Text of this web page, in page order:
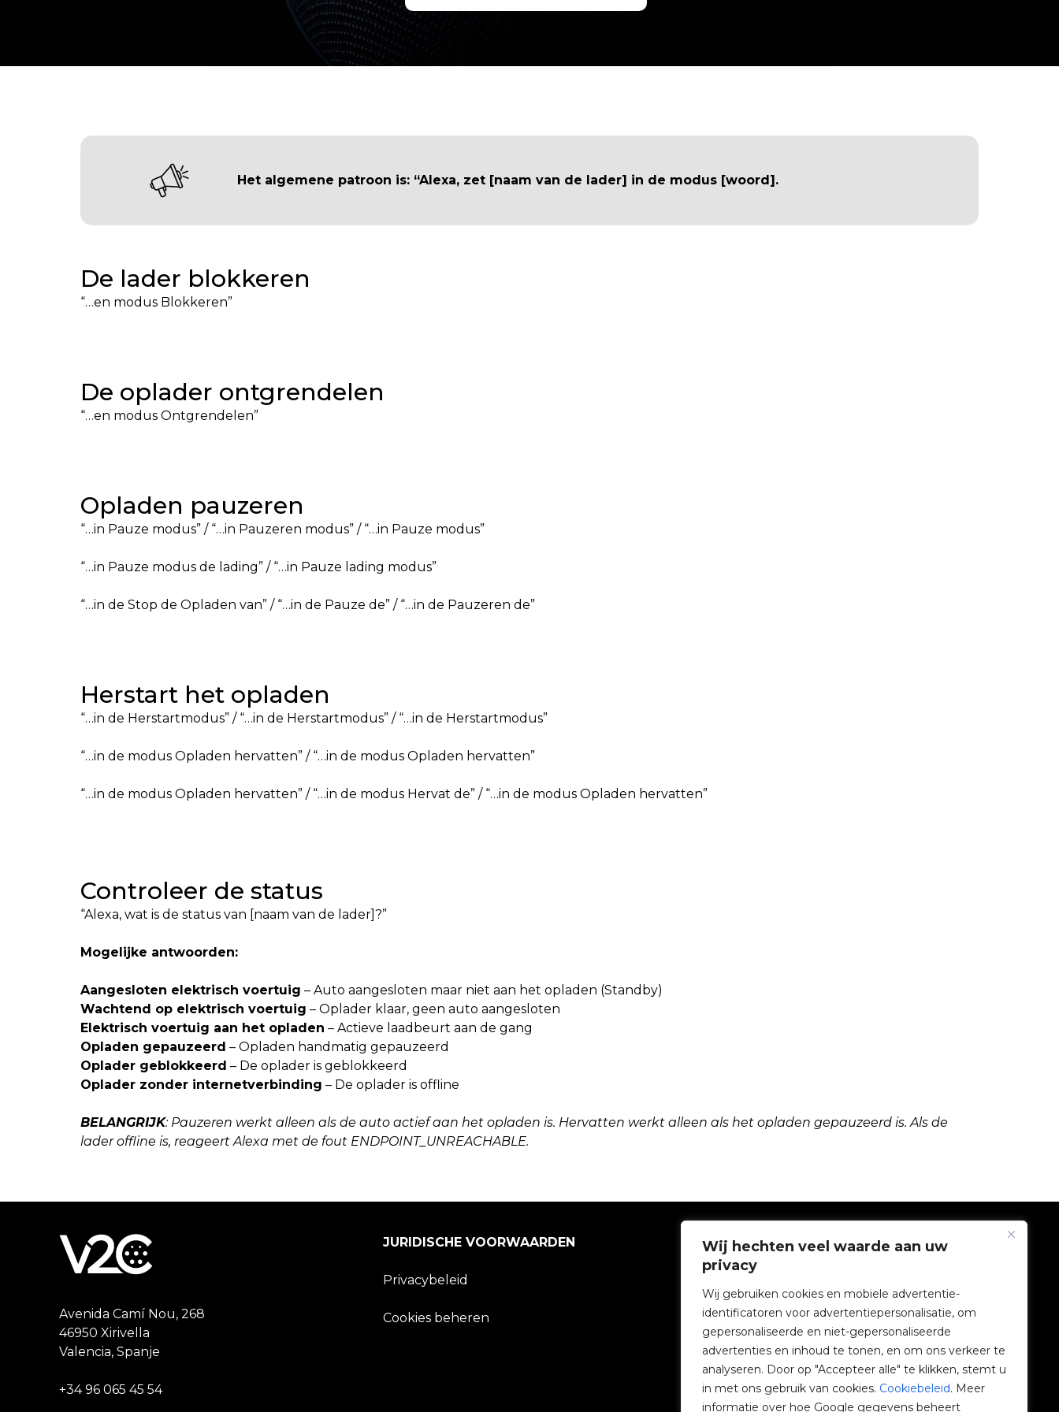
Wij hechten veel waarde aan uw
privacy
Wij gebruiken cookies en mobiele advertentie-
identificatoren voor advertentiepersonalisatie, om
gepersonaliseerde en niet-gepersonaliseerde
advertenties en inhoud te tonen, en om ons verkeer te
analyseren. Door op "Accepteer alle" te klikken, stemt u
in met ons gebruik van cookies. Cookiebeleid. Meer
informatie over hoe Google gegevens beheert
Het algemene patroon is: “Alexa, zet [naam van de lader] in de modus [woord].
De lader blokkeren
“…en modus Blokkeren”
De oplader ontgrendelen
“…en modus Ontgrendelen”
Opladen pauzeren
“…in Pauze modus” / “…in Pauzeren modus” / “…in Pauze modus”
“…in Pauze modus de lading” / “…in Pauze lading modus”
“…in de Stop de Opladen van” / “…in de Pauze de” / “…in de Pauzeren de”
Herstart het opladen
“…in de Herstartmodus” / “…in de Herstartmodus” / “…in de Herstartmodus”
“…in de modus Opladen hervatten” / “…in de modus Opladen hervatten”
“…in de modus Opladen hervatten” / “…in de modus Hervat de” / “…in de modus Opladen hervatten”
Controleer de status
“Alexa, wat is de status van [naam van de lader]?”
Mogelijke antwoorden:
Aangesloten elektrisch voertuig – Auto aangesloten maar niet aan het opladen (Standby)
Wachtend op elektrisch voertuig – Oplader klaar, geen auto aangesloten
Elektrisch voertuig aan het opladen – Actieve laadbeurt aan de gang
Opladen gepauzeerd – Opladen handmatig gepauzeerd
Oplader geblokkeerd – De oplader is geblokkeerd
Oplader zonder internetverbinding – De oplader is offline
BELANGRIJK: Pauzeren werkt alleen als de auto actief aan het opladen is. Hervatten werkt alleen als het opladen gepauzeerd is. Als de
lader offline is, reageert Alexa met de fout ENDPOINT_UNREACHABLE.
Avenida Camí Nou, 268
46950 Xirivella
Valencia, Spanje
+34 96 065 45 54
JURIDISCHE VOORWAARDEN
Privacybeleid
Cookies beheren
BEDRIJF
e-Chargers
V2C Cloud
V2C Payments